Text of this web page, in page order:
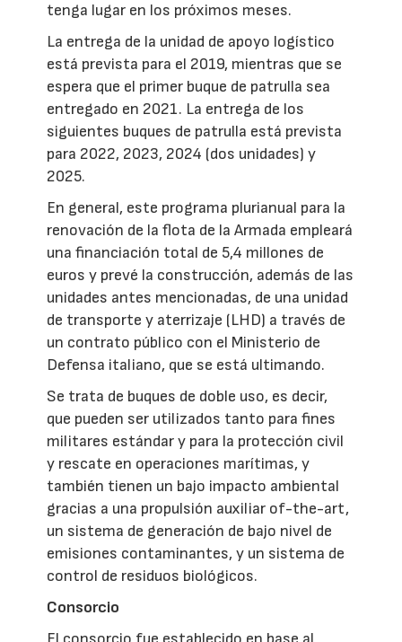
tenga lugar en los próximos meses.
La entrega de la unidad de apoyo logístico
está prevista para el 2019, mientras que se
espera que el primer buque de patrulla sea
entregado en 2021. La entrega de los
siguientes buques de patrulla está prevista
para 2022, 2023, 2024 (dos unidades) y
2025.
En general, este programa plurianual para la
renovación de la flota de la Armada empleará
una financiación total de 5,4 millones de
euros y prevé la construcción, además de las
unidades antes mencionadas, de una unidad
de transporte y aterrizaje (LHD) a través de
un contrato público con el Ministerio de
Defensa italiano, que se está ultimando.
Se trata de buques de doble uso, es decir,
que pueden ser utilizados tanto para fines
militares estándar y para la protección civil
y rescate en operaciones marítimas, y
también tienen un bajo impacto ambiental
gracias a una propulsión auxiliar of-the-art,
un sistema de generación de bajo nivel de
emisiones contaminantes, y un sistema de
control de residuos biológicos.
Consorcio